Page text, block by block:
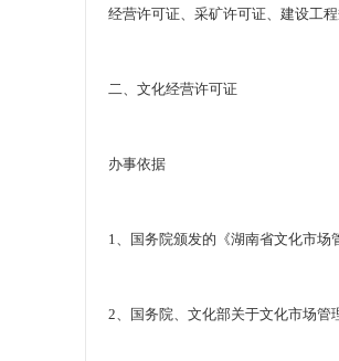
经营许可证、采矿许可证、建设工程
二、文化经营许可证
办事依据
1、国务院颁发的《湖南省文化市场
2、国务院、文化部关于文化市场管